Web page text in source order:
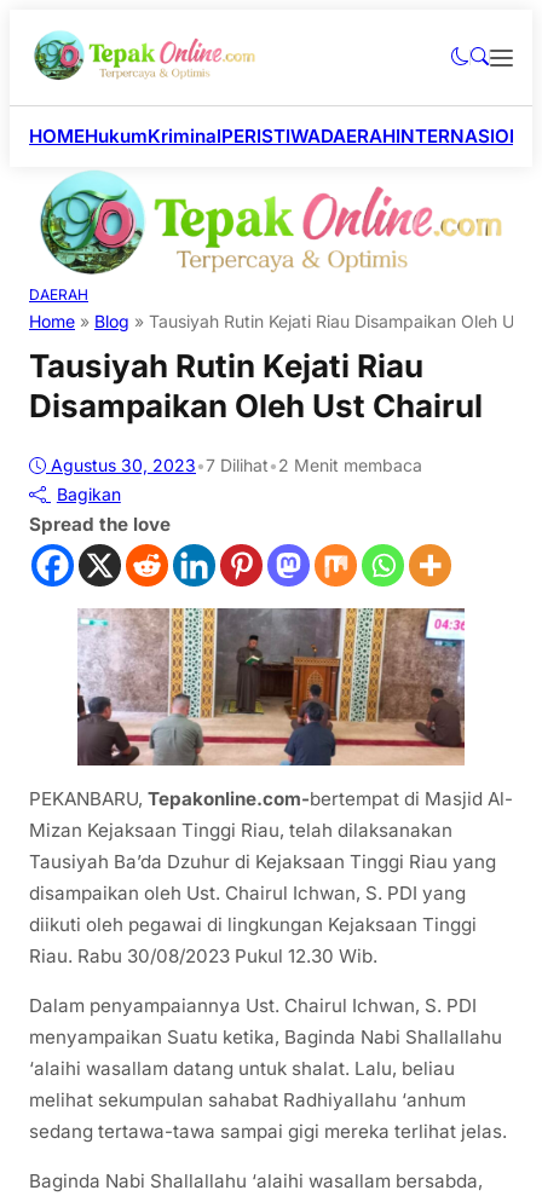
HOMEHukumKriminalPERISTIWADAERAH
DAERAH
Home » Blog » Tausiyah Rutin Kejati Riau Disampaikan Oleh Ust
Tausiyah Rutin Kejati Riau
Disampaikan Oleh Ust Chairul
Agustus 30, 2023•7 Dilihat•2 Menit membaca
Bagikan
Spread the love
PEKANBARU, Tepakonline.com-bertempat di Masjid Al-
Mizan Kejaksaan Tinggi Riau, telah dilaksanakan
Tausiyah Ba’da Dzuhur di Kejaksaan Tinggi Riau yang
disampaikan oleh Ust. Chairul Ichwan, S. PDI yang
diikuti oleh pegawai di lingkungan Kejaksaan Tinggi
Riau. Rabu 30/08/2023 Pukul 12.30 Wib.
Dalam penyampaiannya Ust. Chairul Ichwan, S. PDI
menyampaikan Suatu ketika, Baginda Nabi Shallallahu
‘alaihi wasallam datang untuk shalat. Lalu, beliau
melihat sekumpulan sahabat Radhiyallahu ‘anhum
sedang tertawa-tawa sampai gigi mereka terlihat jelas.
Baginda Nabi Shallallahu ‘alaihi wasallam bersabda,